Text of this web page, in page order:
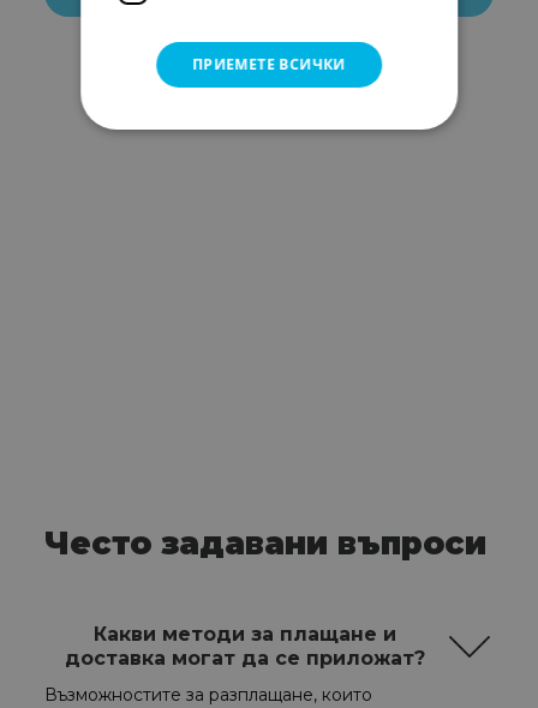
Често задавани въпроси
Какви методи за плащане и
доставка могат да се приложат?
Възможностите за разплащане, които
ПРИЕМЕТЕ ВСИЧКИ